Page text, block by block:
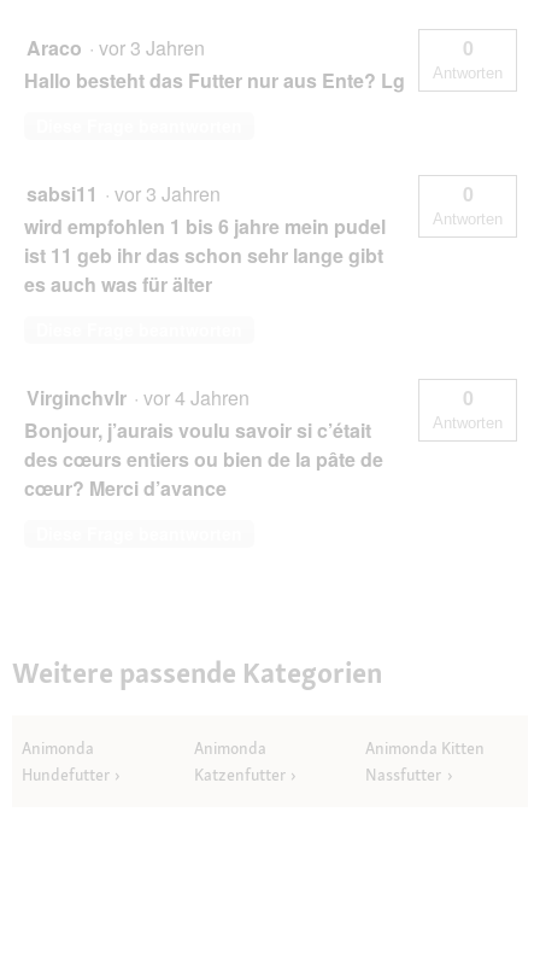
Araco · vor 3 Jahren
Hallo besteht das Futter nur aus Ente? Lg
0
Antworten
sabsi11 · vor 3 Jahren
wird empfohlen 1 bis 6 jahre mein pudel
ist 11 geb ihr das schon sehr lange gibt
es auch was für älter
0
Antworten
Virginchvlr · vor 4 Jahren
Bonjour, j’aurais voulu savoir si c’était
des cœurs entiers ou bien de la pâte de
cœur? Merci d’avance
0
Antworten
Weitere passende Kategorien
Animonda
Hundefutter
Animonda
Katzenfutter
Animonda Kitten
Nassfutter